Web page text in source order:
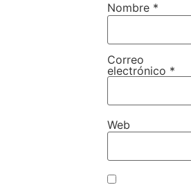
Nombre *
Correo
electrónico *
Web